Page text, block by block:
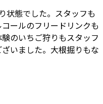
状態でした。スタッフも
ールのフリードリンクも
のいちご狩りもスタッフ
いました。大根掘りもな